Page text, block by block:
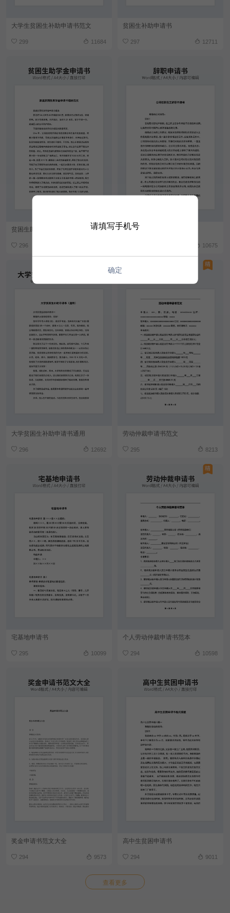
大学生贫困生补助申请书范文
299 11684
贫困生补助申请书
297 12711
贫困生助学金申请书
296
辞职申请书
10675
大学贫困生补助申请书通用
296 12692
劳动仲裁申请书范文
295 8213
宅基地申请书
295 10099
个人劳动仲裁申请书范本
294 10598
奖金申请书范文大全
294 9573
高中生贫困申请书
294 9011
查看更多
请填写手机号
确定